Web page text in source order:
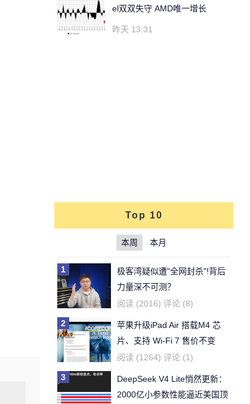
el双双失守 AMD唯一增长
昨天 13:31
Top 10
本周 本月
1
极客湾疑似遭"全网封杀"!背后
力量深不可测？
阅读 (2016) 评论 (8)
2
苹果升级iPad Air 搭载M4 芯
片、支持 Wi‑Fi 7 售价不变
阅读 (1264) 评论 (1)
3
DeepSeek V4 Lite悄然更新：
2000亿小参数性能逼近美国顶